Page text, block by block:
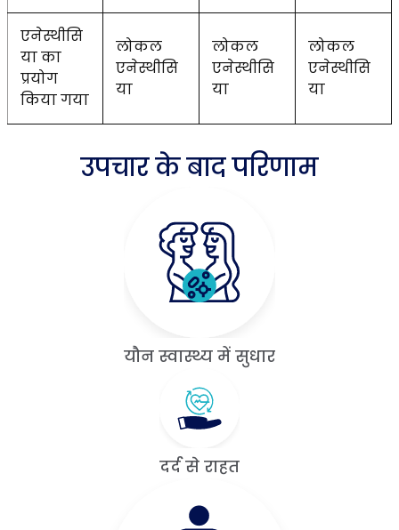
एनेस्थीसि
या का
प्रयोग
किया गया
लोकल
एनेस्थीसि
या
लोकल
एनेस्थीसि
या
लोकल
एनेस्थीसि
या
उपचार के बाद परिणाम
यौन स्वास्थ्य में सुधार
दर्द से राहत